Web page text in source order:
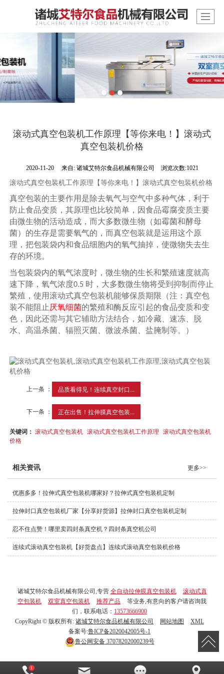
滚动式真空包装机工作原理【等你来电！】滚动式
真空包装机价格
2020-11-20 来自: 诸城艾特尔食品机械有限公司 浏览次数:1021
滚动式真空包装机工作原理【等你来电！】滚动式真空包装机价格
真空包装的主要作用是除去氧气与空气中多种气体，利于
防止食品变质，其原理也比较简单，因食品霉腐变质主要
由微生物的活动造成，而大多数微生物（如霉菌和酵母
菌）的生存是需要氧气的，而真空包装就是运用这个原
理，把包装袋内和食品细胞内的氧气抽掉，使微物失去生
存的环境。
当包装袋内的氧气浓度时，微生物的生长和繁殖速度就高
速下降，氧气浓度0.5 时，大多数微生物将受到抑制而停止
繁殖，使用滚动式真空包装机能够保质期限（注：真空包
装不能阻止 厌氧细菌的繁殖和酶反应引起的食品变质和变
色，因此还需与其它辅助方法结合，如冷藏、速冻、脱
水、高温杀菌、辐照灭菌、微波杀菌、盐腌制等。）
上一条 ： 品质看得见！连续真空封口...
下一条 ： 正在出售！拉伸膜真空包装...
关键词：滚动式真空包装机 滚动式真空包装机工作原理 滚动式真空包装机
价格
相关资讯 更多>>
优惠多多！拉伸式真空包装机哪家好？拉伸式真空包装机定制
拉伸封口真空包装机厂家【分享好货源】拉伸封口真空包装机定制
忍不住点赞！哪里卖四封条真空机？四封条真空机公司
连续式滚动真空包装机【好货盘点】连续式滚动真空包装机价格
诸城艾特尔食品机械有限公司,专营 全自动拉伸膜真空包装机
滚动式真
空包装机
双室真空包装机 推荐产品
等业务,有意向的客户请咨询我
们，联系电话： 13573666900
CopyRight © 版权所有: 诸城艾特尔食品机械有限公司 网站地图
XML
备案号:鲁ICP备2020042005号-1
鲁公网安备37078202000239号